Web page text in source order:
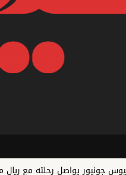
يواصل رحلته مع ريال مدريد حتى 2032